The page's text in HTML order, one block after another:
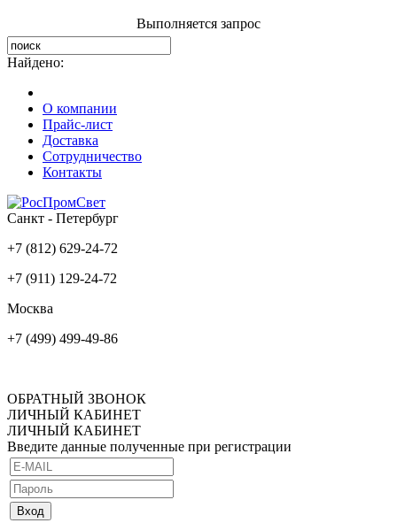
Выполняется запрос
Найдено:
О компании
Прайс-лист
Доставка
Сотрудничество
Контакты
Санкт - Петербург
+7 (812) 629-24-72
+7 (911) 129-24-72
Москва
+7 (499) 499-49-86
ОБРАТНЫЙ ЗВОНОК
ЛИЧНЫЙ КАБИНЕТ
ЛИЧНЫЙ КАБИНЕТ
Введите данные полученные при регистрации